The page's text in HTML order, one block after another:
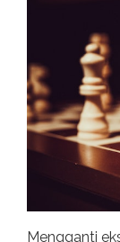
Mengganti